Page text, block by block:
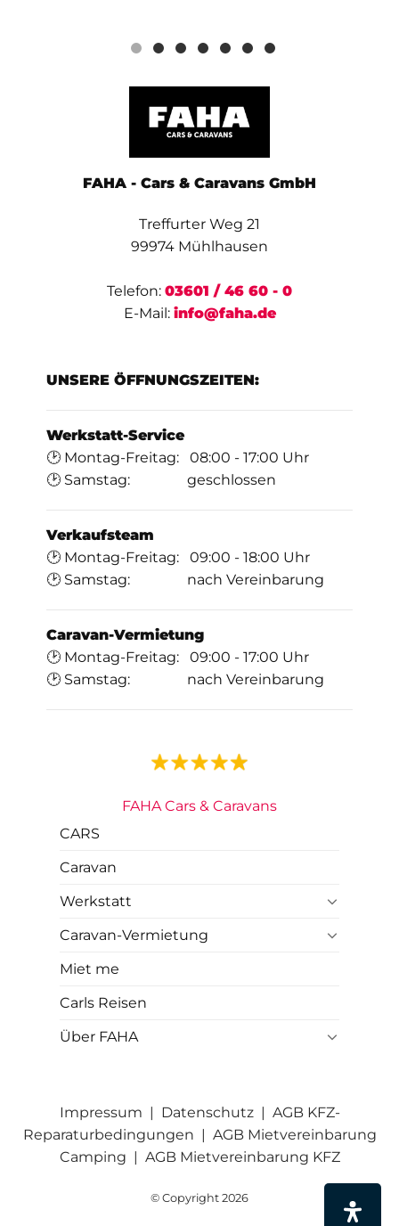
FAHA - Cars & Caravans GmbH
Treffurter Weg 21
99974 Mühlhausen
Telefon: 03601 / 46 60 - 0
E-Mail: info@faha.de
UNSERE ÖFFNUNGSZEITEN:
Werkstatt-Service
🕑 Montag-Freitag: 08:00 - 17:00 Uhr
🕑 Samstag: geschlossen
Verkaufsteam
🕑 Montag-Freitag: 09:00 - 18:00 Uhr
🕑 Samstag: nach Vereinbarung
Caravan-Vermietung
🕑 Montag-Freitag: 09:00 - 17:00 Uhr
🕑 Samstag: nach Vereinbarung
FAHA Cars & Caravans
CARS
Caravan
Werkstatt
Caravan-Vermietung
Miet me
Carls Reisen
Über FAHA
Impressum | Datenschutz| AGB KFZ-
Reparaturbedingungen | AGB Mietvereinbarung
Camping | AGB Mietvereinbarung KFZ
© Copyright 2026